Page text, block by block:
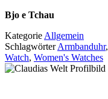
Bjo e Tchau
Kategorie Allgemein
SchlagwörterArmbanduhr,
Watch, Women's Watches